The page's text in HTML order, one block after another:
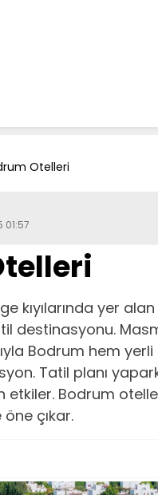
Otelleri
01:57
kıyılarında yer
destinasyonu.
Bodrum hem
Tatil planı
Bodrum
çıkar.